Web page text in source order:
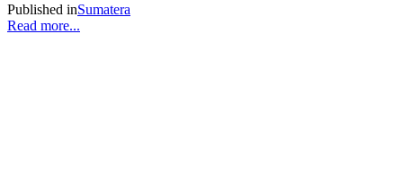
Published inSumatera
Read more...